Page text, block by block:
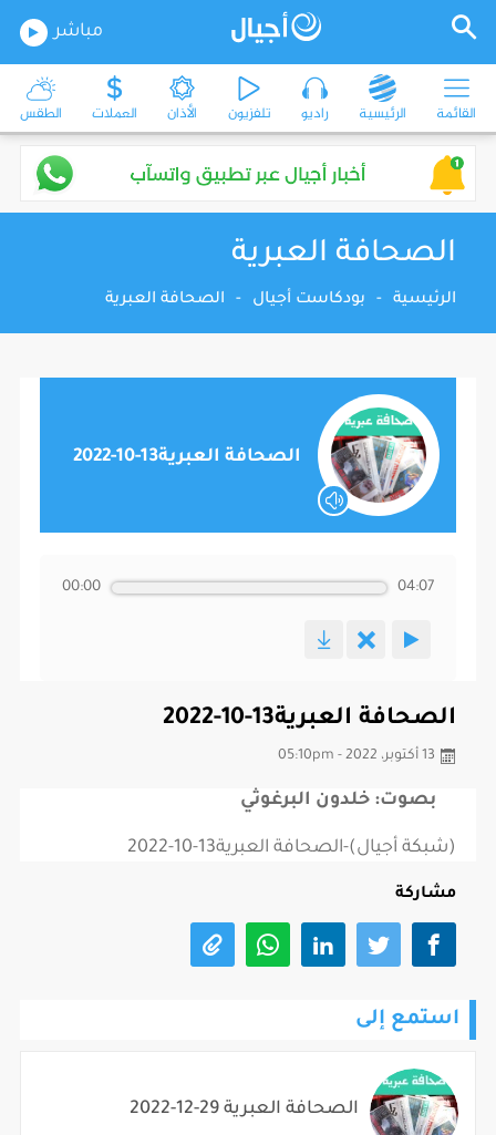
مباشر
القائمة الرئيسية راديو تلفزيون الأذان العملات الطقس
الصحافة العبرية
الرئيسية - بودكاست أجيال - الصحافة العبرية
الصحافة العبرية13-10-2022
00:00 04:07
الصحافة العبرية13-10-2022
13 أكتوبر، 2022 - 05:10pm
بصوت: خلدون البرغوثي
(شبكة أجيال)-الصحافة العبرية13-10-2022
مشاركة
استمع إلى
الصحافة العبرية 29-12-2022